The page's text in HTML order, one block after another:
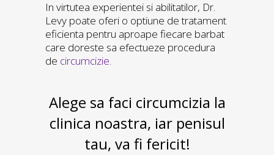
In virtutea experientei si abilitatilor, Dr.
Levy poate oferi o optiune de tratament
eficienta pentru aproape fiecare barbat
care doreste sa efectueze procedura
de circumcizie.
Alege sa faci circumcizia la
clinica noastra, iar penisul
tau, va fi fericit!